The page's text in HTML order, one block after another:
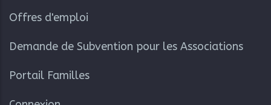
Offres d'emploi
Demande de Subvention pour les Associations
Portail Familles